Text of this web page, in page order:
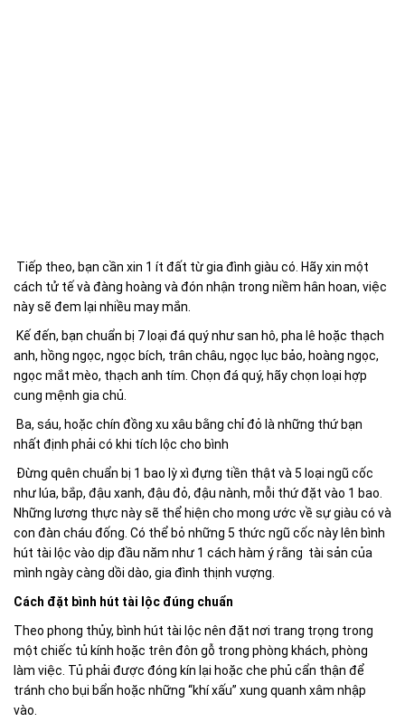
Tiếp theo, bạn cần xin 1 ít đất từ gia đình giàu có. Hãy xin một
cách tử tế và đàng hoàng và đón nhận trong niềm hân hoan, việc
này sẽ đem lại nhiều may mắn.
Kế đến, bạn chuẩn bị 7 loại đá quý như san hô, pha lê hoặc thạch
anh, hồng ngọc, ngọc bích, trân châu, ngọc lục bảo, hoàng ngọc,
ngọc mắt mèo, thạch anh tím. Chọn đá quý, hãy chọn loại hợp
cung mệnh gia chủ.
Ba, sáu, hoặc chín đồng xu xâu bằng chỉ đỏ là những thứ bạn
nhất định phải có khi tích lộc cho bình
Đừng quên chuẩn bị 1 bao lỳ xì đựng tiền thật và 5 loại ngũ cốc
như lúa, bắp, đậu xanh, đậu đỏ, đậu nành, mỗi thứ đặt vào 1 bao.
Những lương thực này sẽ thể hiện cho mong ước về sự giàu có và
con đàn cháu đống. Có thể bỏ những 5 thức ngũ cốc này lên bình
hút tài lộc vào dịp đầu năm như 1 cách hàm ý rằng tài sản của
mình ngày càng dồi dào, gia đình thịnh vượng.
Cách đặt bình hút tài lộc đúng chuẩn
Theo phong thủy, bình hút tài lộc nên đặt nơi trang trọng trong
một chiếc tủ kính hoặc trên đôn gỗ trong phòng khách, phòng
làm việc. Tủ phải được đóng kín lại hoặc che phủ cẩn thận để
tránh cho bụi bẩn hoặc những “khí xấu” xung quanh xâm nhập
vào.